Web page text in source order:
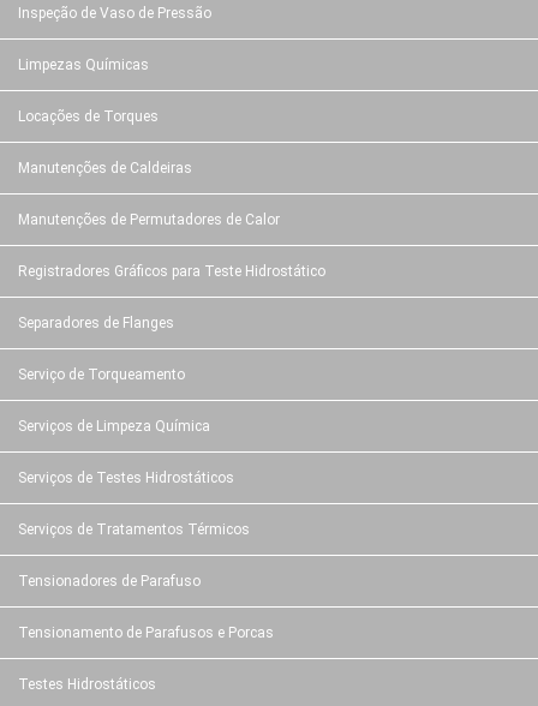
Inspeção de Vaso de Pressão
Limpezas Químicas
Locações de Torques
Manutenções de Caldeiras
Manutenções de Permutadores de Calor
Registradores Gráficos para Teste Hidrostático
Separadores de Flanges
Serviço de Torqueamento
Serviços de Limpeza Química
Serviços de Testes Hidrostáticos
Serviços de Tratamentos Térmicos
Tensionadores de Parafuso
Tensionamento de Parafusos e Porcas
Testes Hidrostáticos